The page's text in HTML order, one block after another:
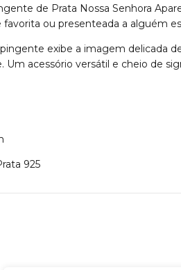
de Prata Nossa Senhora
ou presenteada a alguém
exibe a imagem delicada
acessório versátil e cheio de
925